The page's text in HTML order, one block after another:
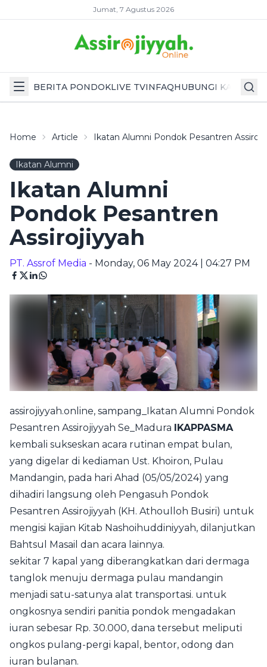
Jumat, 7 Agustus 2026
BERITA PONDOKLIVE TVINFAQHUBUNGI KAMI
Home Article Ikatan Alumni Pondok Pesantren
Ikatan Alumni
Ikatan Alumni
Pondok Pesantren
Assirojiyyah
PT. Assrof Media - Monday, 06 May 2024 | 04:27 PM
assirojiyyah.online, sampang_Ikatan Alumni Pondok
Pesantren Assirojiyyah Se_Madura IKAPPASMA
kembali sukseskan acara rutinan empat bulan,
yang digelar di kediaman Ust. Khoiron, Pulau
Mandangin, pada hari Ahad (05/05/2024) yang
dihadiri langsung oleh Pengasuh Pondok
Pesantren Assirojiyyah (KH. Athoulloh Busiri) untuk
mengisi kajian Kitab Nashoihuddiniyyah, dilanjutkan
Bahtsul Masail dan acara lainnya.
sekitar 7 kapal yang diberangkatkan dari dermaga
tanglok menuju dermaga pulau mandangin
menjadi satu-satunya alat transportasi. untuk
ongkosnya sendiri panitia pondok mengadakan
iuran sebesar Rp. 30.000, dana tersebut meliputi
ongkos pulang-pergi kapal, bentor, odong dan
iuran bulanan.